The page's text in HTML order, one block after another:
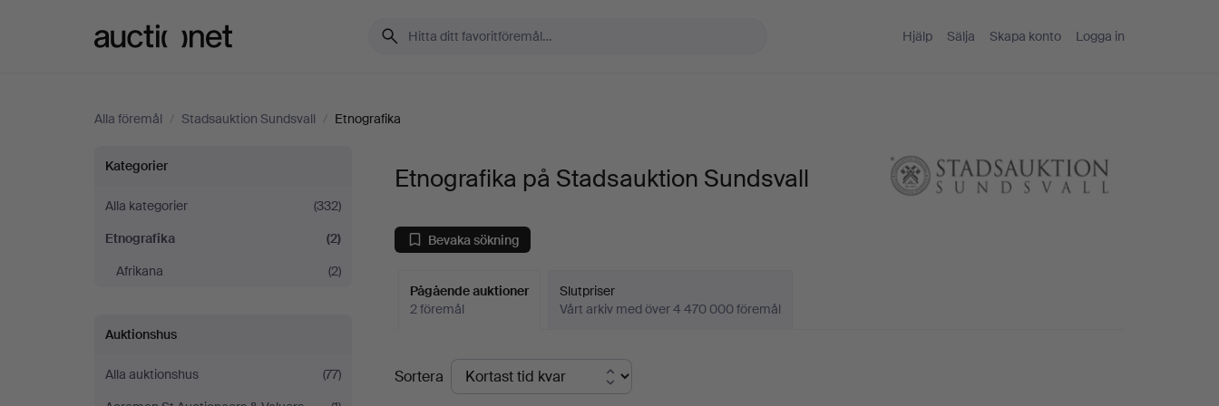
Hjälp Sälja Skapa konto Logga in
Alla föremål / Stadsauktion Sundsvall / Etnografika
Etnografika
på
Stadsauktion
Kategorier
Alla kategorier
(332)
Etnografika
(2)
Afrikana
(2)
Auktionshus
Alla auktionshus
(77)
Etnografika på Stadsauktion Sundsvall
Bevaka sökning
Pågående auktioner
2 föremål
Slutpriser
Vårt arkiv med över 4 470 000 föremål
Pågående
auktioner
Sortera